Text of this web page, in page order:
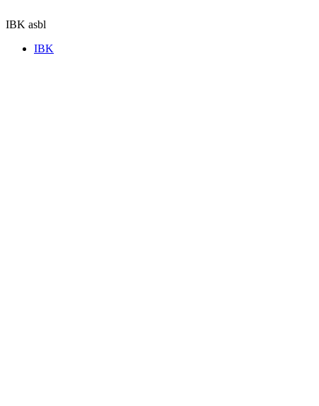
au
IBK asbl
IBK